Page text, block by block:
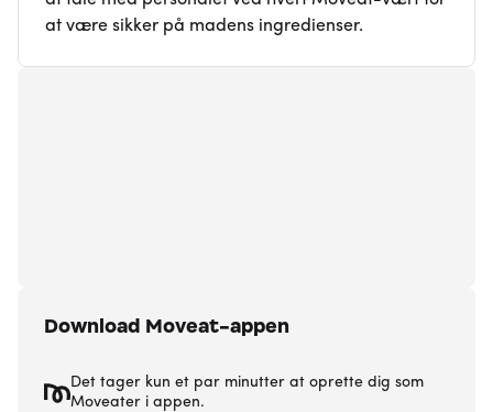
at være sikker på madens ingredienser.
Download Moveat-appen
Det tager kun et par minutter at oprette dig som
Moveater i appen.